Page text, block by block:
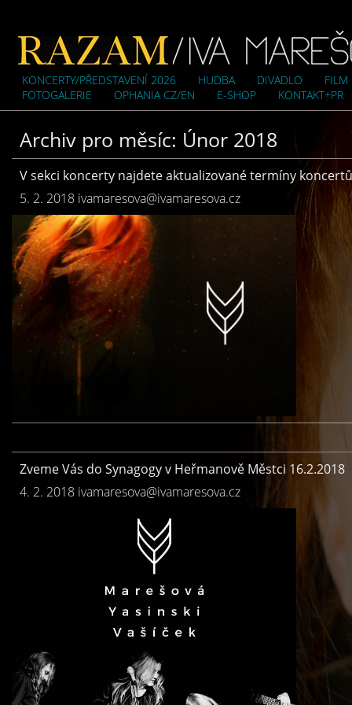
KONCERTY/PŘEDSTAVENÍ 2026 HUDBA DIVADLO
FILM
FOTOGALERIE
OPHANIA CZ/EN E-SHOP KONTAKT+PR
Archiv pro měsíc: Únor 2018
V sekci koncerty najdete aktualizované termíny
5. 2. 2018 ivamaresova@ivamaresova.cz
Zveme Vás do Synagogy v Heřmanově Městci 16.2.2018
4. 2. 2018 ivamaresova@ivamaresova.cz